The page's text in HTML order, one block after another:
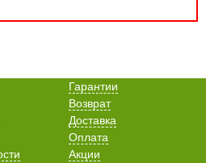
Гарантии
Возврат
Доставка
Оплата
Акции